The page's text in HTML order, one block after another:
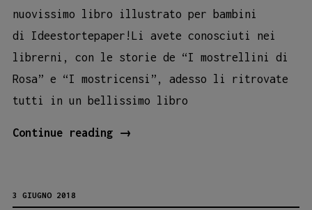
nuovissimo libro illustrato per bambini
di Ideestortepaper!Li avete conosciuti nei
librerni, con le storie de “I mostrellini di
Rosa” e “I mostricensi”, adesso li ritrovate
tutti in un bellissimo libro
Continue reading
I
→
3 GIUGNO 2018